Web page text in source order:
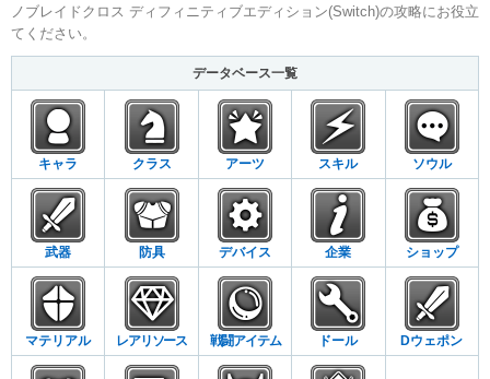
ノブレイドクロス ディフィニティブエディション(Switch)の攻略にお役立
てください。
データベース一覧
キャラ クラス アーツ スキル ソウル
武器 防具 デバイス 企業 ショップ
マテリアル レアリソース 戦闘アイテム ドール Dウェポン